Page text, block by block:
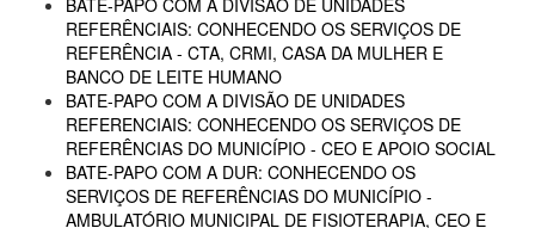
BATE-PAPO COM A DIVISÃO DE UNIDADES
REFERÊNCIAIS: CONHECENDO OS SERVIÇOS DE
REFERÊNCIA - CTA, CRMI, CASA DA MULHER E
BANCO DE LEITE HUMANO
BATE-PAPO COM A DIVISÃO DE UNIDADES
REFERENCIAIS: CONHECENDO OS SERVIÇOS DE
REFERÊNCIAS DO MUNICÍPIO - CEO E APOIO SOCIAL
BATE-PAPO COM A DUR: CONHECENDO OS
SERVIÇOS DE REFERÊNCIAS DO MUNICÍPIO -
AMBULATÓRIO MUNICIPAL DE FISIOTERAPIA, CEO E